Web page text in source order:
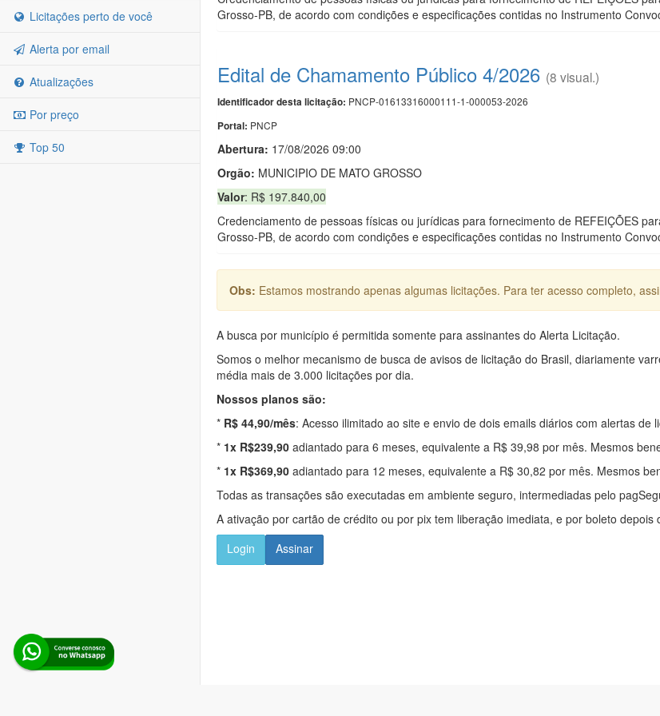
Licitações perto de você
Alerta por email
Atualizações
Por preço
Top 50
Grosso-PB, de acordo com condições e especificações contidas no Instrumento
Edital de Chamamento Público 4/2026 (8 visual.)
Identificador desta licitação: PNCP-01613316000111-1-000053-2026
Portal: PNCP
Abertura: 17/08/2026 09:00
Orgão: MUNICIPIO DE MATO GROSSO
Valor: R$ 197.840,00
Credenciamento de pessoas físicas ou jurídicas para fornecimento de REFEIÇÕES
Grosso-PB, de acordo com condições e especificações contidas no Instrumento
Obs: Estamos mostrando apenas algumas licitações. Para ter acesso completo,
A busca por município é permitida somente para assinantes do Alerta Licitação.
Somos o melhor mecanismo de busca de avisos de licitação do Brasil, diariamente
média mais de 3.000 licitações por dia.
Nossos planos são:
* R$ 44,90/mês: Acesso ilimitado ao site e envio de dois emails diários com alertas de
* 1x R$239,90 adiantado para 6 meses, equivalente a R$ 39,98 por mês. Mesmos
* 1x R$369,90 adiantado para 12 meses, equivalente a R$ 30,82 por mês. Mesmos
Todas as transações são executadas em ambiente seguro, intermediadas pelo
A ativação por cartão de crédito ou por pix tem liberação imediata, e por boleto depois
Login
Assinar